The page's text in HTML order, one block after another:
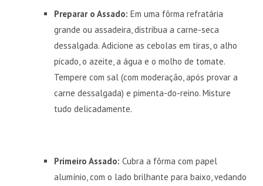
Preparar o Assado: Em uma fôrma refratária
grande ou assadeira, distribua a carne-seca
dessalgada. Adicione as cebolas em tiras, o alho
picado, o azeite, a água e o molho de tomate.
Tempere com sal (com moderação, após provar a
carne dessalgada) e pimenta-do-reino. Misture
tudo delicadamente.
Primeiro Assado: Cubra a fôrma com papel
alumínio, com o lado brilhante para baixo, vedando